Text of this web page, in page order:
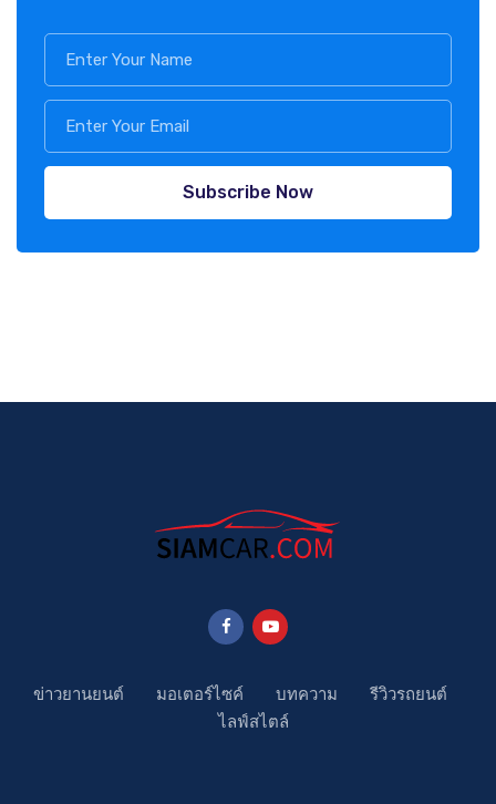
Subscribe Now
ข่าวยานยนต์ มอเตอร์ไซค์ บทความ
รีวิวรถยนต์
ไลฟ์สไตล์